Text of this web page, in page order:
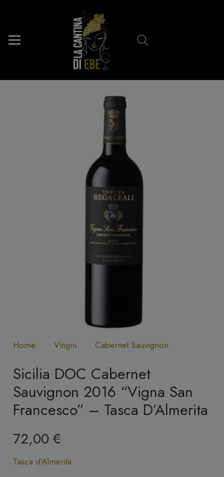
Home Vitigni Cabernet Sauvignon
Sicilia DOC Cabernet
Sauvignon 2016 “Vigna San
Francesco” – Tasca D’Almerita
72,00€
Tasca d’Almerita